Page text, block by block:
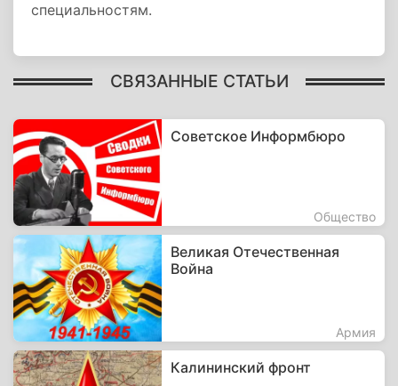
специальностям.
СВЯЗАННЫЕ СТАТЬИ
Советское Информбюро
Общество
Великая Отечественная
Война
Армия
Калининский фронт